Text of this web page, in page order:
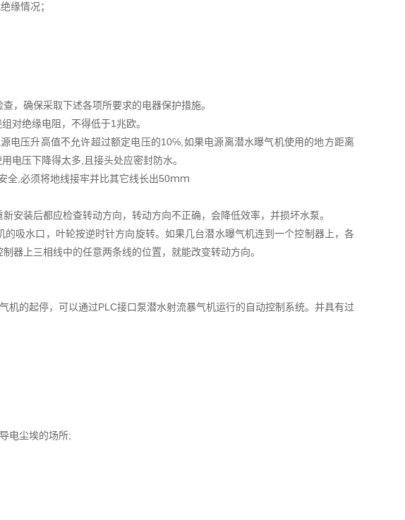
缘情况；
，确保采取下述各项所要求的电器保护措施。
对绝缘电阻，不得低于1兆欧。
电压升高值不允许超过额定电压的10℅,如果电源离潜水曝气机使用的地方距离
电压下降得太多,且接头处应密封防水。
全,必须将地线接牢并比其它线长出50ｍｍ
安装后都应检查转动方向，转动方向不正确，会降低效率，并损坏水泵。
吸水口，叶轮按逆时针方向旋转。如果几台潜水曝气机连到一个控制器上，各
器上三相线中的任意两条线的位置，就能改变转动方向。
机的起停，可以通过PLC接口泵潜水射流暴气机运行的自动控制系统。并具有过
电尘埃的场所;